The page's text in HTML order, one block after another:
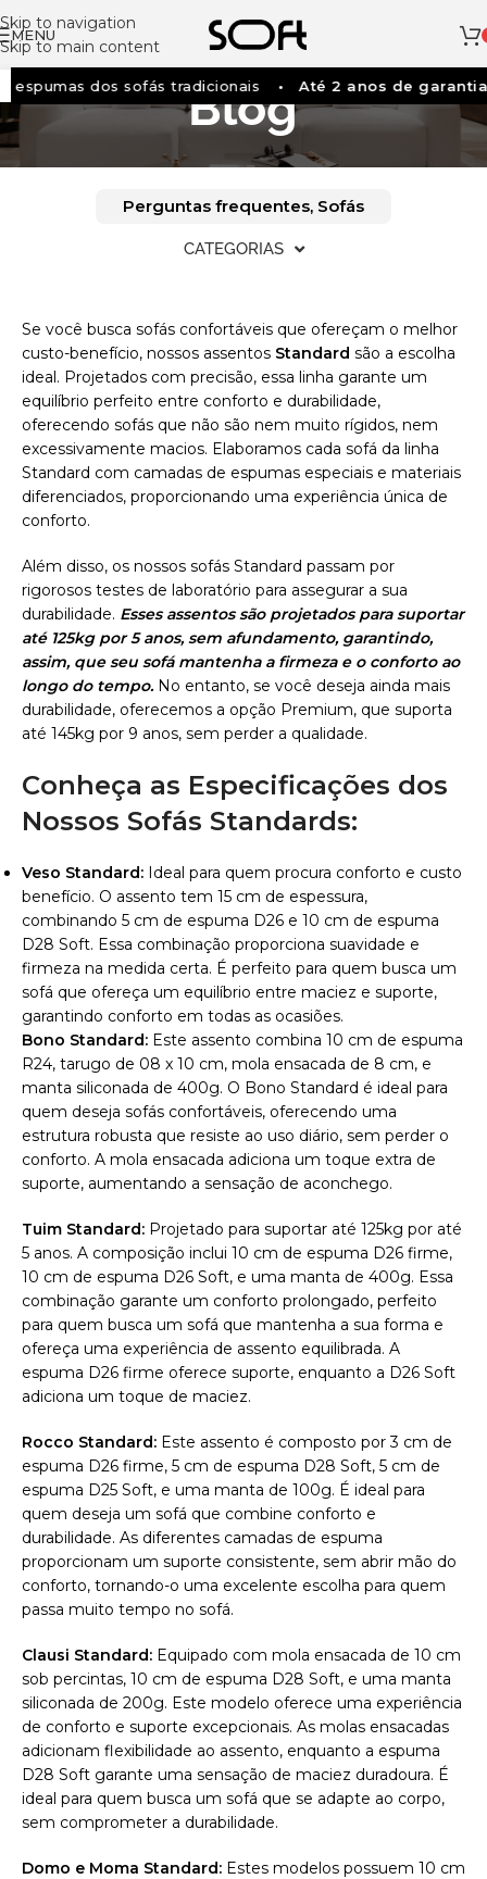
Skip to navigation
Skip to main content
MENU
dos sofás tradicionais Até 2 anos de garantia
Blog
Perguntas frequentes, Sofás
CATEGORIAS
Se você busca sofás confortáveis que ofereçam o melhor
custo-benefício, nossos assentos Standard são a escolha
ideal. Projetados com precisão, essa linha garante um
equilíbrio perfeito entre conforto e durabilidade,
oferecendo sofás que não são nem muito rígidos, nem
excessivamente macios. Elaboramos cada sofá da linha
Standard com camadas de espumas especiais e materiais
diferenciados, proporcionando uma experiência única de
conforto.
Além disso, os nossos sofás Standard passam por
rigorosos testes de laboratório para assegurar a sua
durabilidade. Esses assentos são projetados para suportar
até 125kg por 5 anos, sem afundamento, garantindo,
assim, que seu sofá mantenha a firmeza e o conforto ao
longo do tempo. No entanto, se você deseja ainda mais
durabilidade, oferecemos a opção Premium, que suporta
até 145kg por 9 anos, sem perder a qualidade.
Conheça as Especificações dos
Nossos Sofás Standards:
Veso Standard: Ideal para quem procura conforto e custo
benefício. O assento tem 15 cm de espessura,
combinando 5 cm de espuma D26 e 10 cm de espuma
D28 Soft. Essa combinação proporciona suavidade e
firmeza na medida certa. É perfeito para quem busca um
sofá que ofereça um equilíbrio entre maciez e suporte,
garantindo conforto em todas as ocasiões.
Bono Standard: Este assento combina 10 cm de espuma
R24, tarugo de 08 x 10 cm, mola ensacada de 8 cm, e
manta siliconada de 400g. O Bono Standard é ideal para
quem deseja sofás confortáveis, oferecendo uma
estrutura robusta que resiste ao uso diário, sem perder o
conforto. A mola ensacada adiciona um toque extra de
suporte, aumentando a sensação de aconchego.
Tuim Standard: Projetado para suportar até 125kg por até
5 anos. A composição inclui 10 cm de espuma D26 firme,
10 cm de espuma D26 Soft, e uma manta de 400g. Essa
combinação garante um conforto prolongado, perfeito
para quem busca um sofá que mantenha a sua forma e
ofereça uma experiência de assento equilibrada. A
espuma D26 firme oferece suporte, enquanto a D26 Soft
adiciona um toque de maciez.
Rocco Standard: Este assento é composto por 3 cm de
espuma D26 firme, 5 cm de espuma D28 Soft, 5 cm de
espuma D25 Soft, e uma manta de 100g. É ideal para
quem deseja um sofá que combine conforto e
durabilidade. As diferentes camadas de espuma
proporcionam um suporte consistente, sem abrir mão do
conforto, tornando-o uma excelente escolha para quem
passa muito tempo no sofá.
Clausi Standard: Equipado com mola ensacada de 10 cm
sob percintas, 10 cm de espuma D28 Soft, e uma manta
siliconada de 200g. Este modelo oferece uma experiência
de conforto e suporte excepcionais. As molas ensacadas
adicionam flexibilidade ao assento, enquanto a espuma
D28 Soft garante uma sensação de maciez duradoura. É
ideal para quem busca um sofá que se adapte ao corpo,
sem comprometer a durabilidade.
Domo e Moma Standard: Estes modelos possuem 10 cm